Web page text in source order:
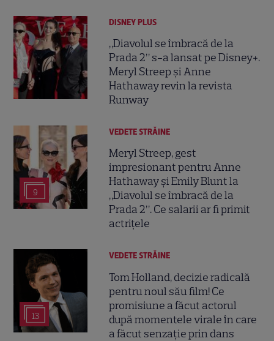
DISNEY PLUS
„Diavolul se îmbracă de la
Prada 2” s-a lansat pe Disney+.
Meryl Streep și Anne
Hathaway revin la revista
Runway
9
VEDETE STRĂINE
Meryl Streep, gest
impresionant pentru Anne
Hathaway și Emily Blunt la
„Diavolul se îmbracă de la
Prada 2”. Ce salarii ar fi primit
actrițele
13
VEDETE STRĂINE
Tom Holland, decizie radicală
pentru noul său film! Ce
promisiune a făcut actorul
după momentele virale în care
a făcut senzație prin dans